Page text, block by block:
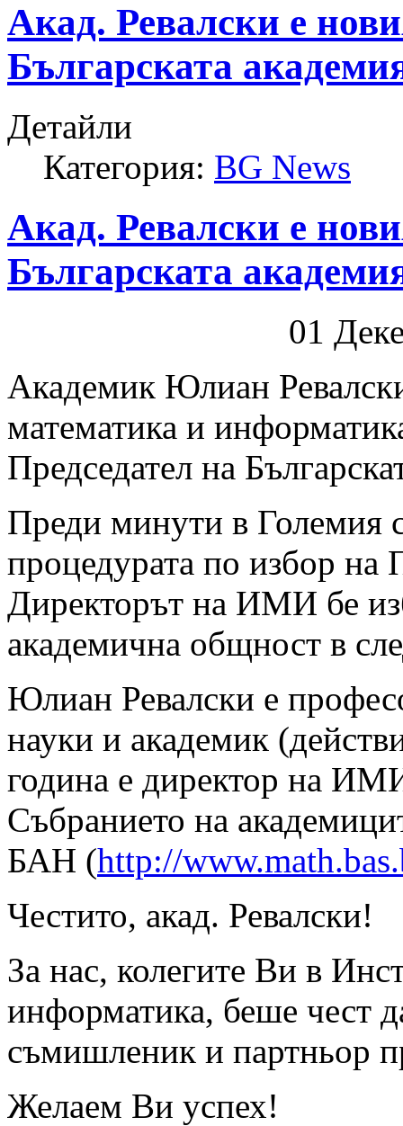
Акад. Ревалски е
Българската
Детайли
Категория: BG News
Акад. Ревалски е
Българската
01
Академик Юлиан
математика и
Председател на
Преди минути в
процедурата по избор на
Директорът на ИМИ бе
академична общност в
Юлиан Ревалски е
науки и академик
година е директор на
Събранието на
БАН (http://
Честито, акад. Ревалски!
За нас, колегите Ви в
информатика, беше чест
съмишленик и партньор
Желаем Ви успех!